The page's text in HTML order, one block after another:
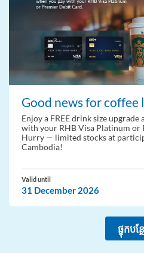
Good news for coffee
Enjoy a FREE drink size
with your RHB Visa Platinum or
Hurry — limited stocks at
Cambodia!
Valid until
31 December 2026
ផ្ទុកបន្